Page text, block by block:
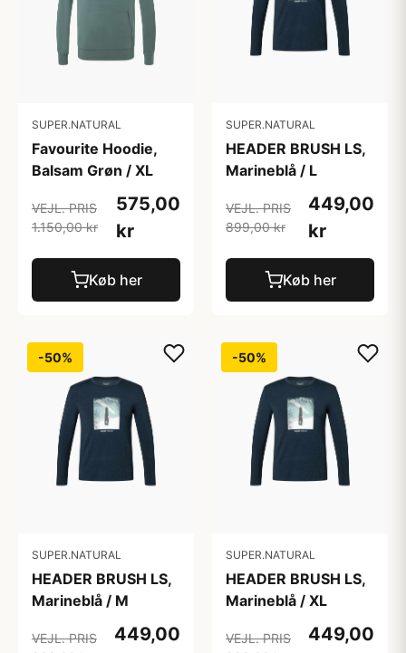
SUPER.NATURAL
Favourite Hoodie,
Balsam Grøn / XL
VEJL. PRIS
1.150,00 kr
575,00
kr
Køb her
SUPER.NATURAL
HEADER BRUSH LS,
Marineblå / L
VEJL. PRIS
899,00 kr
449,00
kr
Køb her
-50%
SUPER.NATURAL
HEADER BRUSH LS,
Marineblå / M
VEJL. PRIS
449,00
-50%
SUPER.NATURAL
HEADER BRUSH LS,
Marineblå / XL
VEJL. PRIS
449,00